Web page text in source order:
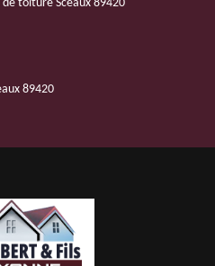
toiture Sceaux 89420
89420